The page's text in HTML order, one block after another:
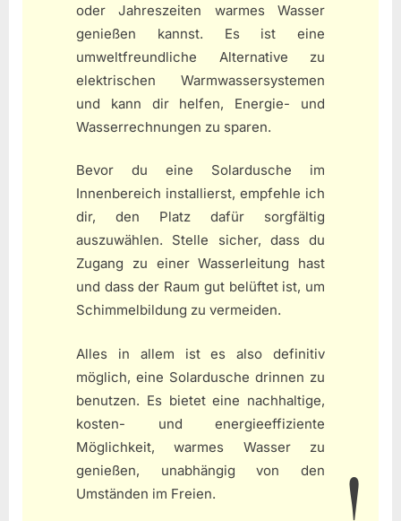
oder Jahreszeiten warmes Wasser
genießen kannst. Es ist eine
umweltfreundliche Alternative zu
elektrischen Warmwassersystemen
und kann dir helfen, Energie- und
Wasserrechnungen zu sparen.
Bevor du eine Solardusche im
Innenbereich installierst, empfehle ich
dir, den Platz dafür sorgfältig
auszuwählen. Stelle sicher, dass du
Zugang zu einer Wasserleitung hast
und dass der Raum gut belüftet ist, um
Schimmelbildung zu vermeiden.
Alles in allem ist es also definitiv
möglich, eine Solardusche drinnen zu
benutzen. Es bietet eine nachhaltige,
kosten- und energieeffiziente
Möglichkeit, warmes Wasser zu
genießen, unabhängig von den
Umständen im Freien.